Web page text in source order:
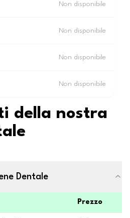
Non disponibile
Non disponibile
Non disponibile
Non disponibile
della nostra
Dentale
Prezzo